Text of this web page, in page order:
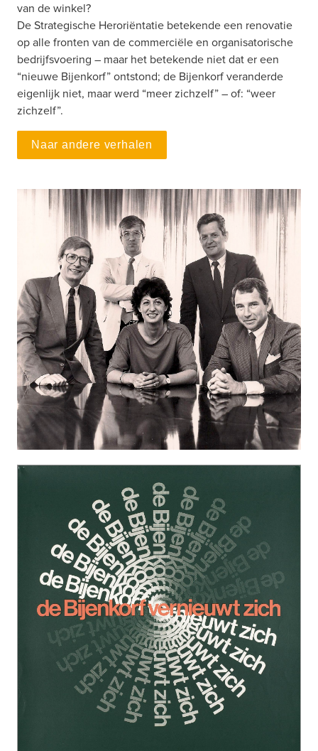
van de winkel?
De Strategische Heroriëntatie betekende een renovatie
op alle fronten van de commerciële en organisatorische
bedrijfsvoering – maar het betekende niet dat er een
“nieuwe Bijenkorf” ontstond; de Bijenkorf veranderde
eigenlijk niet, maar werd “meer zichzelf” – of: “weer
zichzelf”.
Naar andere verhalen